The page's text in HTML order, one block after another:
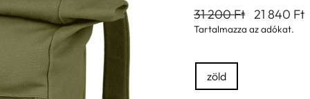
Általános
ár
31 200 Ft
ár
21 840 Ft
Tartalmazza az adókat.
zöld